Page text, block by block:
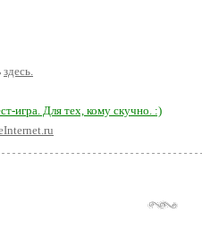
здесь.
игра. Для тех, кому скучно. :)